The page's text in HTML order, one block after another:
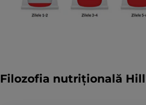
Filozofia nutrițională